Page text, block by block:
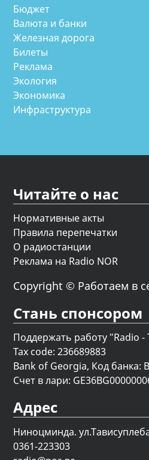
Бюджет
Валюта и банки
Железная дорога
Билеты
Реклама
Экология
Экономика
Инфраструктура
Читайте о нас
Нормативные акты
Правила перепечатки
О радиостанции
Реклама на Radio NOR
Copyright © Работаем в
Стань спонсором
Поддержать работу "Radio -
Tax code: 236689883
Bank of Georgia, Код банка:
Счет в лари:
Адрес
Ниноцминда.
0361-223303